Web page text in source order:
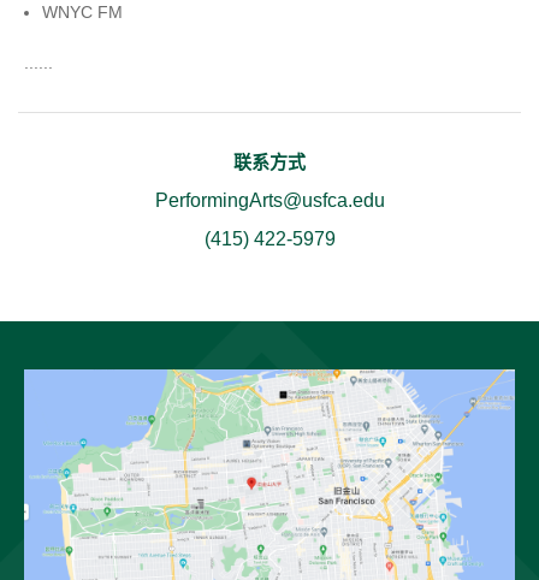
WNYC FM
联系方式
PerformingArts@usfca.edu
(415) 422-5979